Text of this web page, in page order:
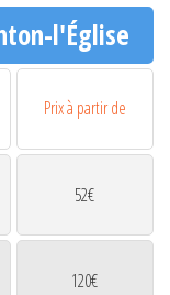
l'Église
Prix à partir de
52€
120€